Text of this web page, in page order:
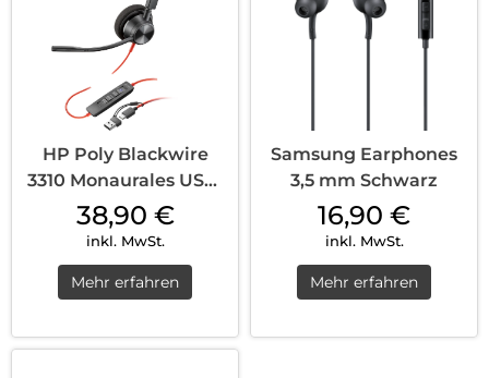
HP Poly Blackwire
3310 Monaurales USB-
C Headset Microsoft
Teams zertifiziert +
Schwarz
38,90 €
inkl. MwSt.
Mehr erfahren
Samsung Earphones
3,5 mm Schwarz
16,90 €
inkl. MwSt.
Mehr erfahren